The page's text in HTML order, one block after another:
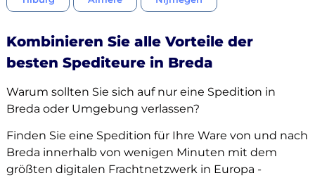
Kombinieren Sie alle Vorteile der
besten Spediteure in Breda
Warum sollten Sie sich auf nur eine Spedition in
Breda oder Umgebung verlassen?
Finden Sie eine Spedition für Ihre Ware von und nach
Breda innerhalb von wenigen Minuten mit dem
größten digitalen Frachtnetzwerk in Europa -